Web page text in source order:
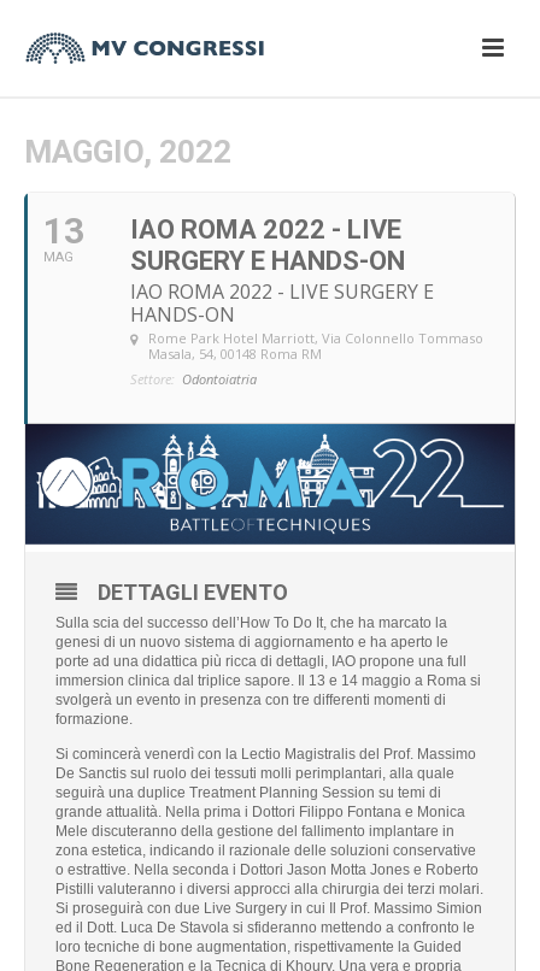
MAGGIO, 2022
13
MAG
IAO ROMA 2022 - LIVE
SURGERY E HANDS-ON
IAO ROMA 2022 - LIVE SURGERY E
HANDS-ON
Rome Park Hotel Marriott, Via Colonnello Tommaso
Masala, 54, 00148 Roma RM
Settore: Odontoiatria
DETTAGLI EVENTO
Sulla scia del successo dell’How To Do It, che ha marcato la
genesi di un nuovo sistema di aggiornamento e ha aperto le
porte ad una didattica più ricca di dettagli, IAO propone una full
immersion clinica dal triplice sapore. Il 13 e 14 maggio a Roma si
svolgerà un evento in presenza con tre differenti momenti di
formazione.
Si comincerà venerdì con la Lectio Magistralis del Prof. Massimo
De Sanctis sul ruolo dei tessuti molli perimplantari, alla quale
seguirà una duplice Treatment Planning Session su temi di
grande attualità. Nella prima i Dottori Filippo Fontana e Monica
Mele discuteranno della gestione del fallimento implantare in
zona estetica, indicando il razionale delle soluzioni conservative
o estrattive. Nella seconda i Dottori Jason Motta Jones e Roberto
Pistilli valuteranno i diversi approcci alla chirurgia dei terzi molari.
Si proseguirà con due Live Surgery in cui Il Prof. Massimo Simion
ed il Dott. Luca De Stavola si sfideranno mettendo a confronto le
loro tecniche di bone augmentation, rispettivamente la Guided
Bone Regeneration e la Tecnica di Khoury. Una vera e propria